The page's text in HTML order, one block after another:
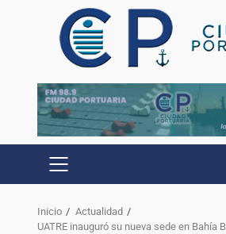
Inicio
Actualidad
UATRE inauguró su nueva sede en Bahía